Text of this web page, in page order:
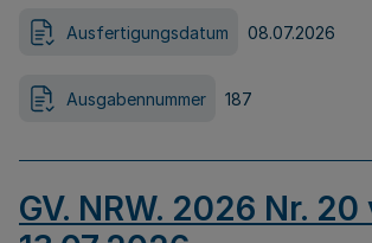
Ausfertigungsdatum 08.07.2026
Ausgabennummer 187
GV. NRW. 2026 Nr. 20